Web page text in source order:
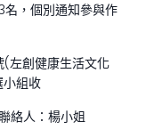
，個別通知參與作
左創健康生活文化
組收
人：楊小姐